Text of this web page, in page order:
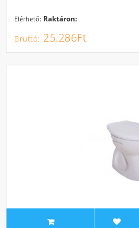
Elérhető: Raktáron:
25.286Ft